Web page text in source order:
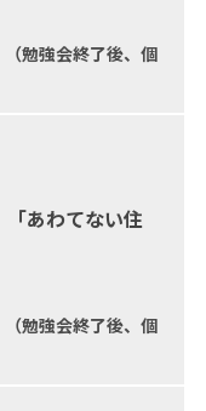
勉強会終了後、個
あわてない住
勉強会終了後、個